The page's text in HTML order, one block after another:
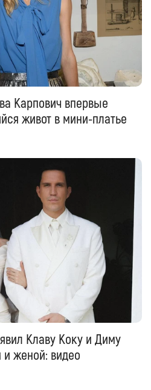
Карпович впервые
живот в мини-платье
Клаву Коку и Диму
женой: видео